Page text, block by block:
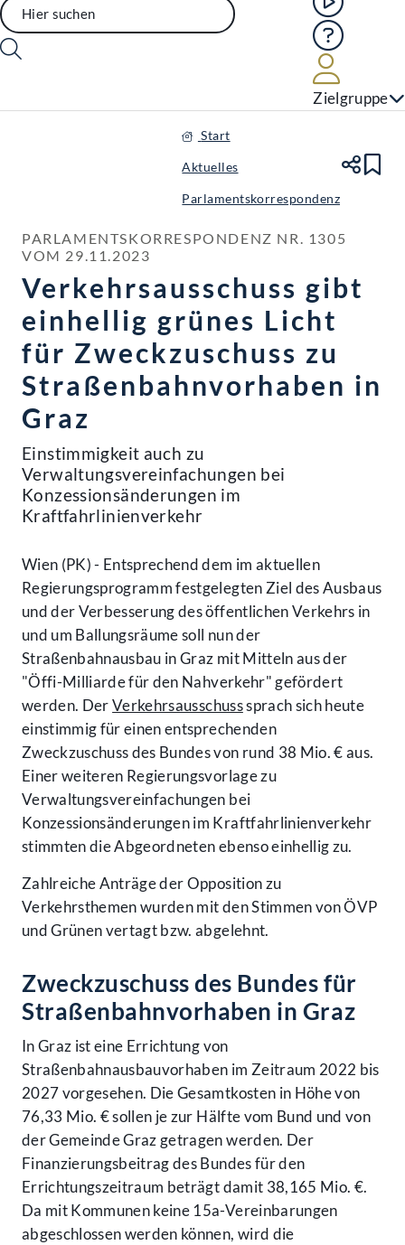
Hilfe
Zielgruppe
Start
Aktuelles
Parlamentskorrespondenz
PARLAMENTSKORRESPONDENZ NR. 1305
VOM 29.11.2023
Verkehrsausschuss gibt
einhellig grünes Licht
für Zweckzuschuss zu
Straßenbahnvorhaben in
Graz
Einstimmigkeit auch zu
Verwaltungsvereinfachungen bei
Konzessionsänderungen im
Kraftfahrlinienverkehr
Wien (PK) - Entsprechend dem im aktuellen
Regierungsprogramm festgelegten Ziel des Ausbaus
und der Verbesserung des öffentlichen Verkehrs in
und um Ballungsräume soll nun der
Straßenbahnausbau in Graz mit Mitteln aus der
"Öffi-Milliarde für den Nahverkehr" gefördert
werden. DerVerkehrsausschusssprach sich heute
einstimmig für einen entsprechenden
Zweckzuschuss des Bundes von rund 38 Mio. € aus.
Einer weiteren Regierungsvorlage zu
Verwaltungsvereinfachungen bei
Konzessionsänderungen im Kraftfahrlinienverkehr
stimmten die Abgeordneten ebenso einhellig zu.
Zahlreiche Anträge der Opposition zu
Verkehrsthemen wurden mit den Stimmen von ÖVP
und Grünen vertagt bzw. abgelehnt.
Zweckzuschuss des Bundes für
Straßenbahnvorhaben in Graz
In Graz ist eine Errichtung von
Straßenbahnausbauvorhaben im Zeitraum 2022 bis
2027 vorgesehen. Die Gesamtkosten in Höhe von
76,33 Mio. € sollen je zur Hälfte vom Bund und von
der Gemeinde Graz getragen werden. Der
Finanzierungsbeitrag des Bundes für den
Errichtungszeitraum beträgt damit 38,165 Mio. €.
Da mit Kommunen keine 15a-Vereinbarungen
abgeschlossen werden können, wird die